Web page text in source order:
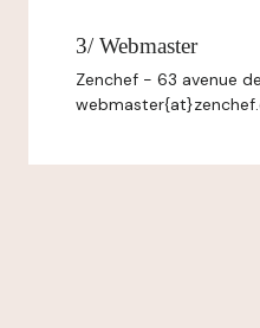
3/ Webmaster
Zenchef - 63 avenue